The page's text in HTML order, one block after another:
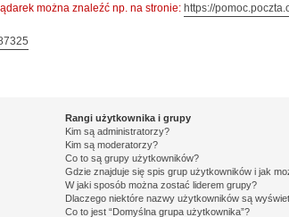
można znaleźć np. na stronie: https://
Rangi użytkownika i grupy
Kim są administratorzy?
Kim są moderatorzy?
Co to są grupy użytkowników?
Gdzie znajduje się spis grup użytkowników i jak
W jaki sposób można zostać liderem grupy?
Dlaczego niektóre nazwy użytkowników są
Co to jest “Domyślna grupa użytkownika”?